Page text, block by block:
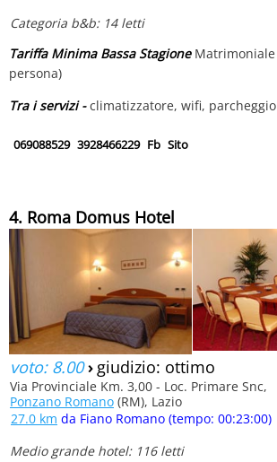
Categoria b&b: 14 letti
Tariffa Minima Bassa StagioneMatrimoniale
persona)
Tra i servizi -climatizzatore, wifi, parcheggio
069088529 3928466229 Fb Sito
4. Roma Domus Hotel
voto: 8.00› giudizio: ottimo
Via Provinciale Km. 3,00 - Loc. Primare Snc,
Ponzano Romano (RM), Lazio
27.0 km da Fiano Romano (tempo: 00:23:00)
Medio grande hotel: 116 letti